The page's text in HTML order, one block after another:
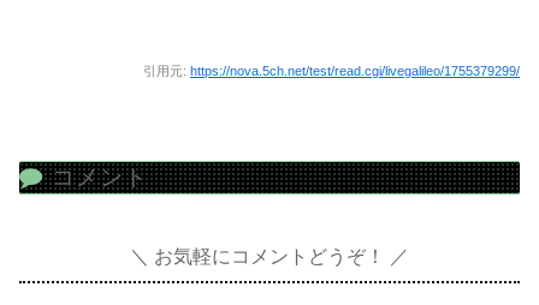
引用元: https://nova.5ch.net/test/read.cgi/livegalileo/1755379299/
コメント
お気軽にコメントどうぞ！